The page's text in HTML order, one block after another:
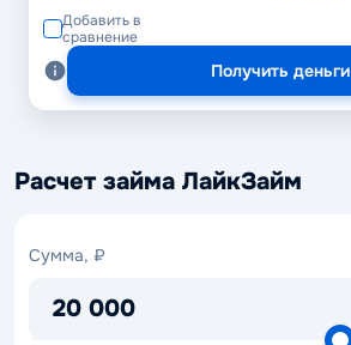
Добавить в
сравнение
Получить деньги
Расчет займа ЛайкЗайм
Сумма, ₽
20 000
Сумма,